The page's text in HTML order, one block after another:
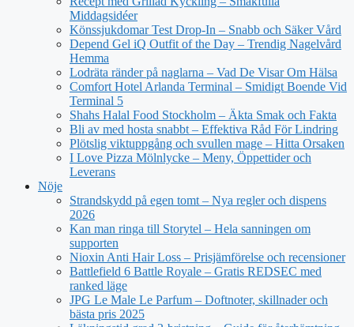
Middagsidéer
Könssjukdomar Test Drop-In – Snabb och Säker Vård
Depend Gel iQ Outfit of the Day – Trendig Nagelvård
Hemma
Lodräta ränder på naglarna – Vad De Visar Om Hälsa
Comfort Hotel Arlanda Terminal – Smidigt Boende Vid
Terminal 5
Shahs Halal Food Stockholm – Äkta Smak och Fakta
Bli av med hosta snabbt – Effektiva Råd För Lindring
Plötslig viktuppgång och svullen mage – Hitta Orsaken
I Love Pizza Mölnlycke – Meny, Öppettider och
Leverans
Nöje
Strandskydd på egen tomt – Nya regler och dispens
2026
Kan man ringa till Storytel – Hela sanningen om
supporten
Nioxin Anti Hair Loss – Prisjämförelse och recensioner
Battlefield 6 Battle Royale – Gratis REDSEC med
ranked läge
JPG Le Male Le Parfum – Doftnoter, skillnader och
bästa pris 2025